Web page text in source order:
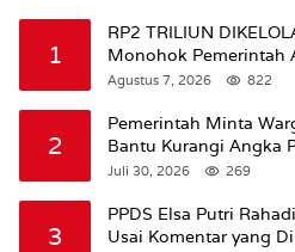
1
RP2 TRILIUN
Monohok Pemerintah
Amran Soal Dana
Agustus 7, 2026 822
2
Pemerintah Minta
Bantu Kurangi Angka
Juli 30, 2026 269
3
PPDS Elsa Putri
Usai Komentar yang